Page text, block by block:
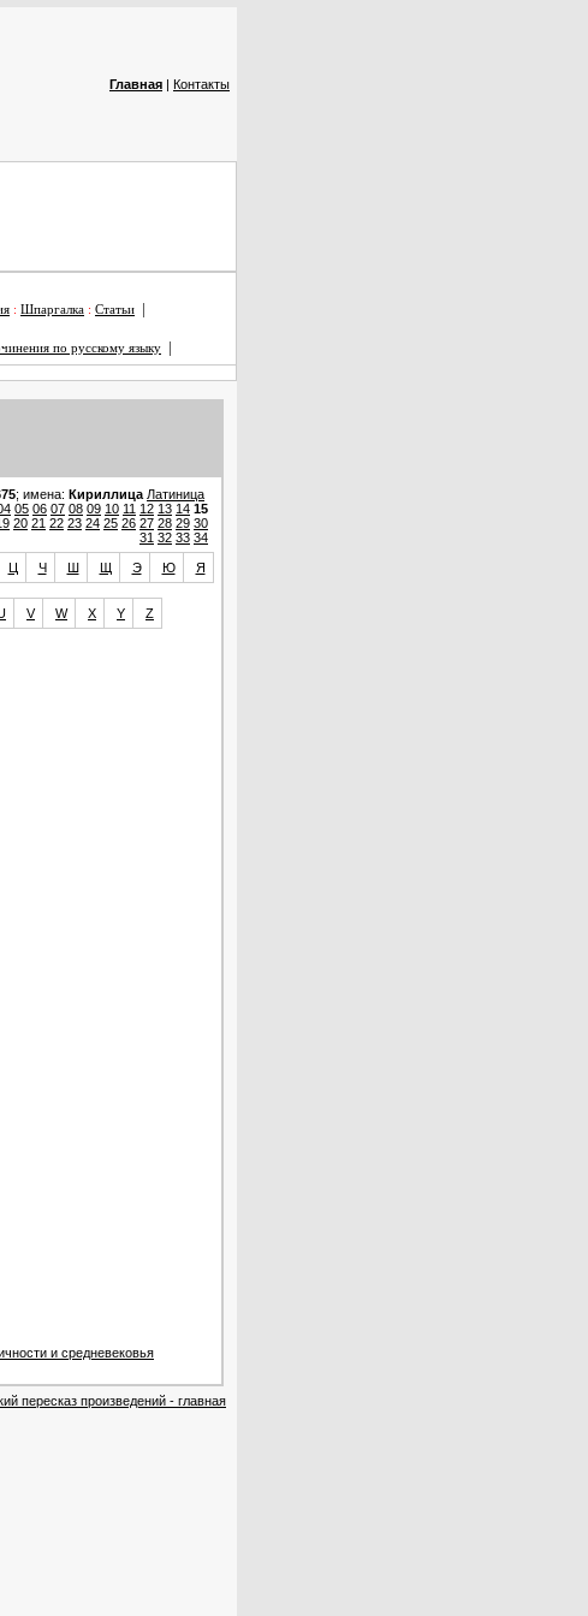
Главная | Контакты
: Шпаргалка : Статьи
|
по русскому языку |
; имена: Кириллица Латиница
05 06 07 08 09 10 11 12 13 14 15
20 21 22 23 24 25 26 27 28 29 30
31 32 33 34
Ц Ч Ш Щ Э Ю Я
V W X Y Z
и средневековья
пересказ произведений - главная